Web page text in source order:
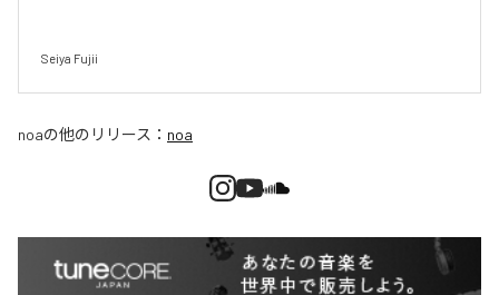
Seiya Fujii
noaの他のリリース： noa